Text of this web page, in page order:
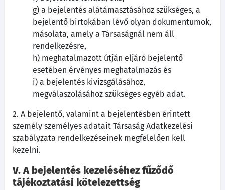
g) a bejelentés alátámasztásához szükséges, a
bejelentő birtokában lévő olyan dokumentumok,
másolata, amely a Társaságnál nem áll
rendelkezésre,
h) meghatalmazott útján eljáró bejelentő
esetében érvényes meghatalmazás és
i) a bejelentés kivizsgálásához,
megválaszolásához szükséges egyéb adat.
2. A bejelentő, valamint a bejelentésben érintett
személy személyes adatait Társaság Adatkezelési
szabályzata rendelkezéseinek megfelelően kell
kezelni.
V. A bejelentés kezeléséhez fűződő
tájékoztatási kötelezettség